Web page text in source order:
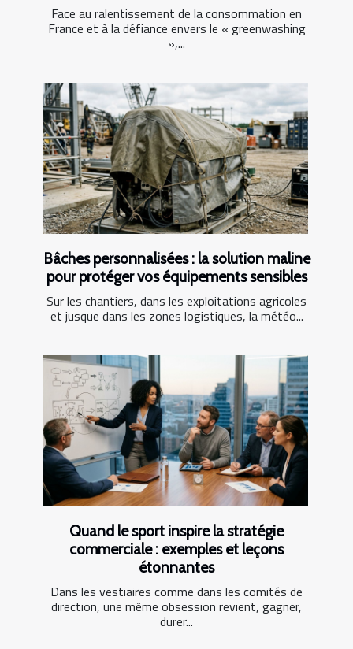
Face au ralentissement de la consommation en
France et à la défiance envers le « greenwashing
»,...
Bâches personnalisées : la solution maline
pour protéger vos équipements sensibles
Sur les chantiers, dans les exploitations agricoles
et jusque dans les zones logistiques, la météo...
Quand le sport inspire la stratégie
commerciale : exemples et leçons
étonnantes
Dans les vestiaires comme dans les comités de
direction, une même obsession revient, gagner,
durer...